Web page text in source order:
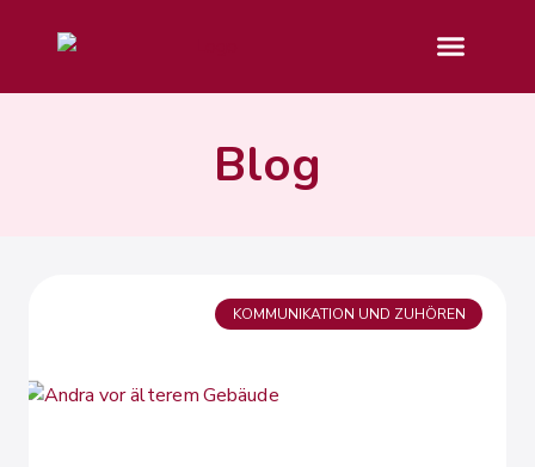
Blog
KOMMUNIKATION UND ZUHÖREN